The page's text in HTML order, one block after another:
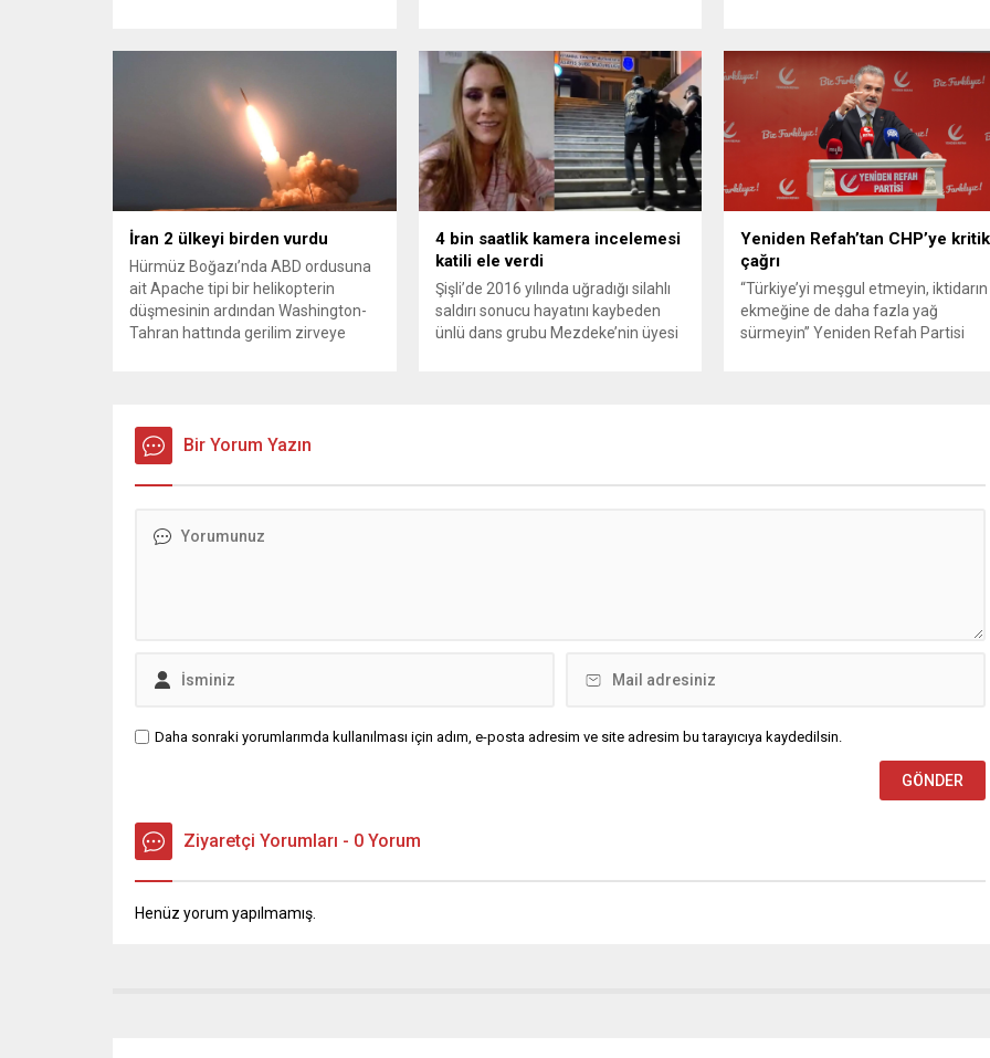
yönelik rücu (zararı rücu ettirme)
haklarını genişletirken, orijinal parça
kullanımındaki yaş sınırını kaldırıyor
ve değer kaybı ödemelerinde hak
sahibinin başvuru şartını otomatik
hale getiriyor. Hazine
Müsteşarlığına bağlı ilgili
kurumlarca...
Silivri Belediye Başkanı Bora
Balcıoğlu, belediye bürokratları ve
bazı iş insanlarının da bulunduğu
çok sayıda kişi hakkında gözaltı
kararı uygulandı. Emniyet güçlerinin
belediye binasındaki teknik
inceleme ve arama çalışmaları
devam ediyor. İstanbul’da...
Çelik, Samsun’un İlkadım ilçesinde
çöpten kağıt toplayarak geçimini
sağlayan Serpil Hanım’a destek
oldu. Çelik, sokaklardaki
konteynerlerden kağıt topladı. Ünlü
şarkıcı Çelik, Samsun’un İlkadım
ilçesinde çöpten kağıt toplayarak...
İran 2 ülkeyi birden vurdu
Hürmüz Boğazı’nda ABD ordusuna
ait Apache tipi bir helikopterin
düşmesinin ardından Washington-
Tahran hattında gerilim zirveye
Bahreyn ve Ürdün’deki Amerikan
askeri üslerini hedef alarak sert
karşılık verdi. Tahran, yeni bir ABD
duyurdu....
4 bin saatlik kamera incelemesi
katili ele verdi
Şişli’de 2016 yılında uğradığı silahlı
saldırı sonucu hayatını kaybeden
ünlü dans grubu Mezdeke’nin üyesi
azmettirici olduğu öne sürülen 2...
Yeniden Refah’tan CHP’ye kritik
çağrı
“Türkiye’yi meşgul etmeyin, iktidarın
ekmeğine de daha fazla yağ
sürmeyin” Yeniden Refah Partisi
önce anlaşın, kurultay kararı alın,
Bir Yorum Yazın
Daha sonraki yorumlarımda kullanılması için adım, e-posta adresim ve site adresim bu tarayıcıya kaydedilsin.
Ziyaretçi Yorumları - 0 Yorum
Henüz yorum yapılmamış.